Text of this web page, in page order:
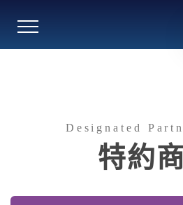
主
特約
Designated